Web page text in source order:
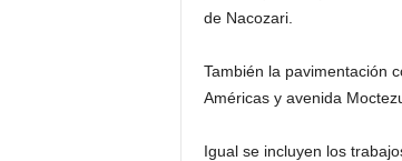
de Nacozari.
También la pavimentación
Américas y avenida
Igual se incluyen los